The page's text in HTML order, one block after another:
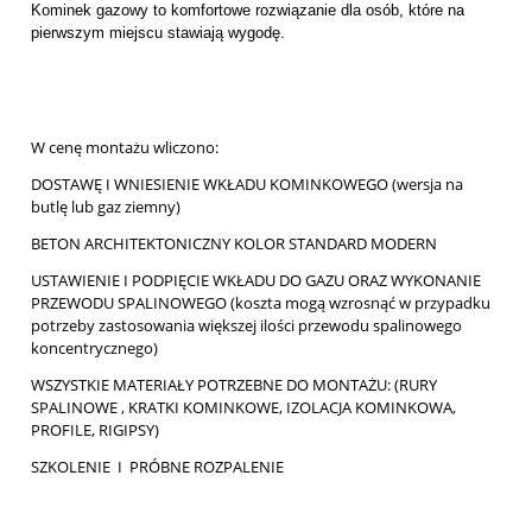
Kominek gazowy to komfortowe rozwiązanie dla osób, które na
pierwszym miejscu stawiają wygodę.
W cenę montażu wliczono:
DOSTAWĘ I WNIESIENIE WKŁADU KOMINKOWEGO (wersja na
butlę lub gaz ziemny)
BETON ARCHITEKTONICZNY KOLOR STANDARD MODERN
USTAWIENIE I PODPIĘCIE WKŁADU DO GAZU ORAZ WYKONANIE
PRZEWODU SPALINOWEGO (koszta mogą wzrosnąć w przypadku
potrzeby zastosowania większej ilości przewodu spalinowego
koncentrycznego)
WSZYSTKIE MATERIAŁY POTRZEBNE DO MONTAŻU: (RURY
SPALINOWE , KRATKI KOMINKOWE, IZOLACJA KOMINKOWA,
PROFILE, RIGIPSY)
SZKOLENIE I PRÓBNE ROZPALENIE